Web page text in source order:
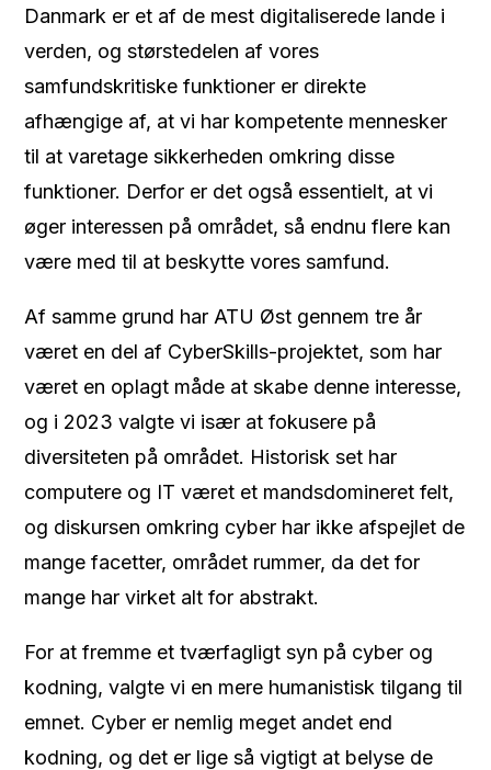
Danmark er et af de mest digitaliserede lande i
verden, og størstedelen af vores
samfundskritiske funktioner er direkte
afhængige af, at vi har kompetente mennesker
til at varetage sikkerheden omkring disse
funktioner. Derfor er det også essentielt, at vi
øger interessen på området, så endnu flere kan
være med til at beskytte vores samfund.
Af samme grund har ATU Øst gennem tre år
været en del af CyberSkills-projektet, som har
været en oplagt måde at skabe denne interesse,
og i 2023 valgte vi især at fokusere på
diversiteten på området. Historisk set har
computere og IT været et mandsdomineret felt,
og diskursen omkring cyber har ikke afspejlet de
mange facetter, området rummer, da det for
mange har virket alt for abstrakt.
For at fremme et tværfagligt syn på cyber og
kodning, valgte vi en mere humanistisk tilgang til
emnet. Cyber er nemlig meget andet end
kodning, og det er lige så vigtigt at belyse de